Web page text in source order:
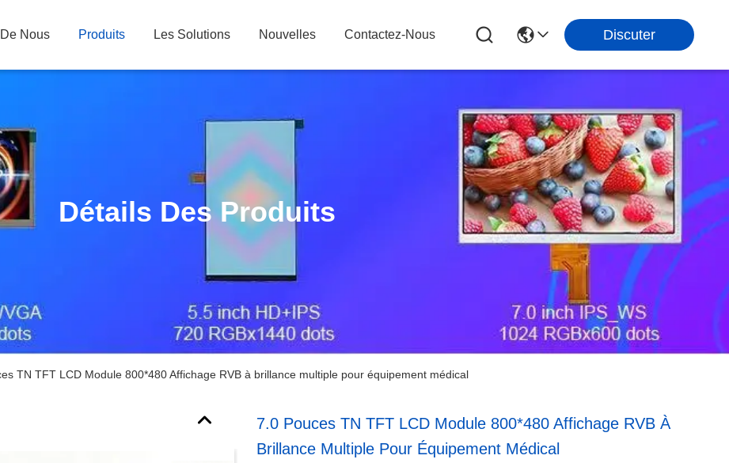
Nous Produits Les Solutions Nouvelles Contactez-Nous Discuter
Détails Des Produits
TN TFT LCD Module 800*480 Affichage RVB à brillance multiple pour équipement médical
7.0 Pouces TN TFT LCD Module 800*480 Affichage RVB À
Brillance Multiple Pour Équipement Médical